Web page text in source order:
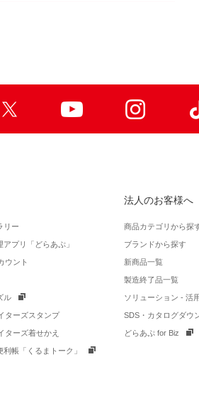
リー
プリ「どらあぷ」
ウント
ル
ターズスタンプ
ターズ着せかえ
帳「くるまトーク」
法人のお客様へ
商品カテゴリから探
ブランドから探す
新商品一覧
製造終了品一覧
ソリューション - 活
SDS・カタログダウ
どらあぷ for Biz